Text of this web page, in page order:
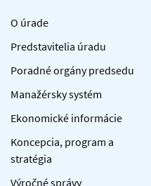
O úrade
Predstavitelia úradu
Poradné orgány predsedu
Manažérsky systém
Ekonomické informácie
Koncepcia, program a
stratégia
Výročné správy